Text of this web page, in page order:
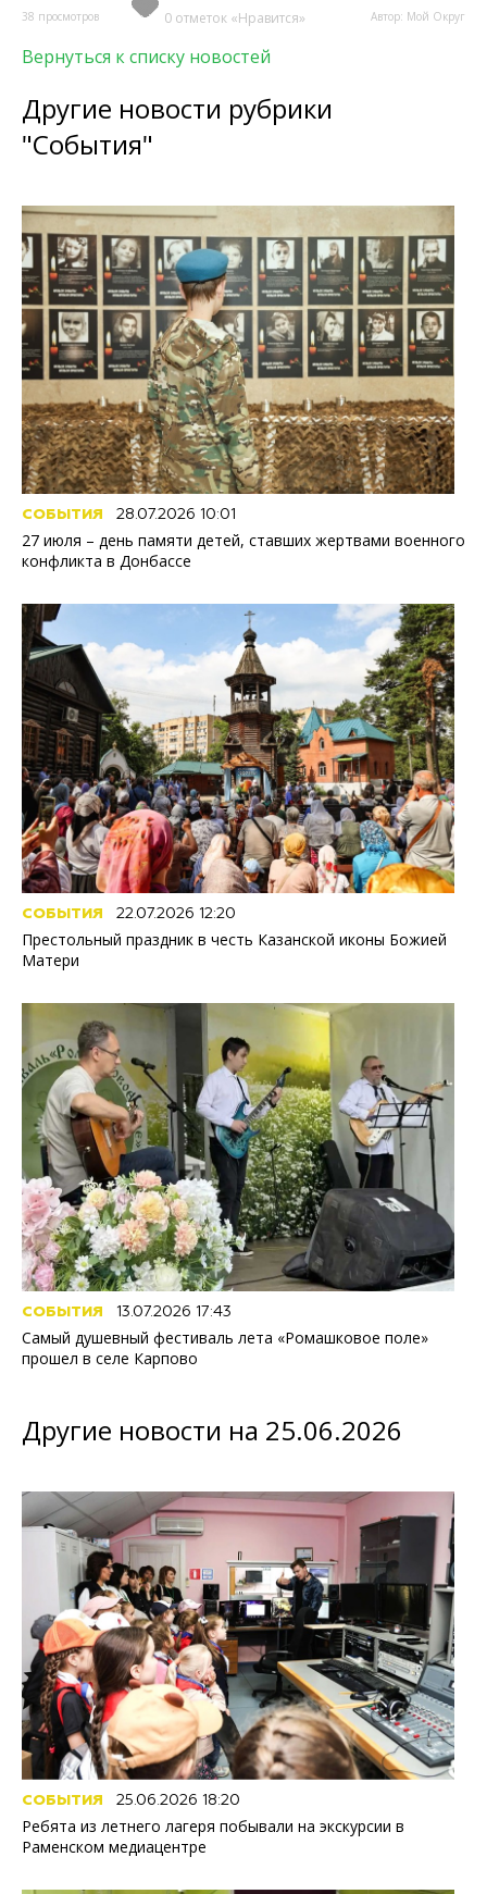
38 просмотров 0 отметок «Нравится» Автор: Мой Округ
Вернуться к списку новостей
Другие новости рубрики
"События"
СОБЫТИЯ 28.07.2026 10:01
27 июля – день памяти детей, ставших жертвами военного
конфликта в Донбассе
СОБЫТИЯ 22.07.2026 12:20
Престольный праздник в честь Казанской иконы Божией
Матери
СОБЫТИЯ 13.07.2026 17:43
Самый душевный фестиваль лета «Ромашковое поле»
прошел в селе Карпово
Другие новости на 25.06.2026
СОБЫТИЯ 25.06.2026 18:20
Ребята из летнего лагеря побывали на экскурсии в
Раменском медиацентре